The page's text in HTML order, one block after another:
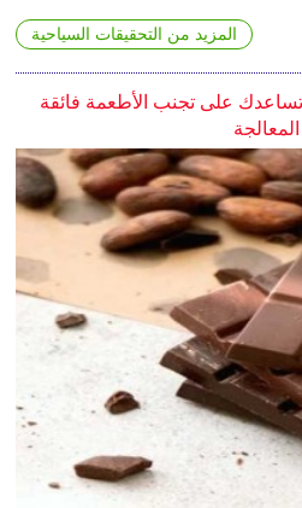
المزيد من التحقيقات السياحية
على تجنب الأطعمة فائقة
المعالجة